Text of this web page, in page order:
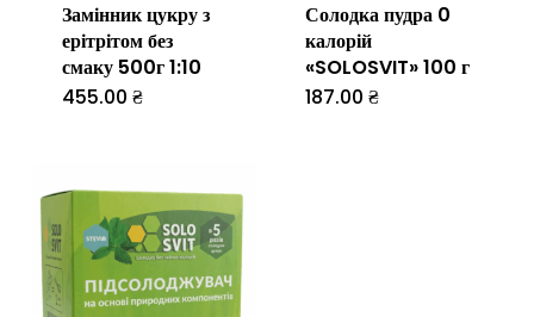
Замінник цукру з
ерітрітом без
смаку 500г 1:10
455.00 ₴
Солодка пудра 0
калорій
«SOLOSVIT» 100 г
187.00₴